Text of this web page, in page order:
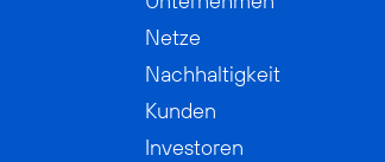
Netze
Nachhaltigkeit
Kunden
Investoren